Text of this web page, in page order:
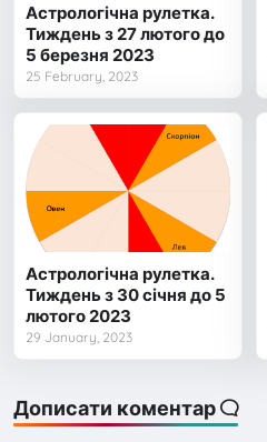
Астрологічна рулетка.
Тиждень з 27 лютого до
5 березня 2023
25 February, 2023
Астрологічна рулетка.
Тиждень з 30 січня до 5
лютого 2023
29 January, 2023
Дописати коментар